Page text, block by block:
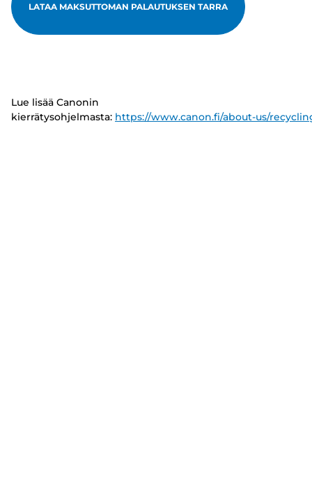
LATAA MAKSUTTOMAN PALAUTUKSEN TARRA
Lue lisää Canonin
kierrätysohjelmasta: https://www.canon.fi/about-us/